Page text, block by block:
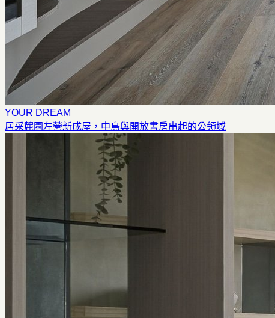
YOUR DREAM
居采麓園 左營新成屋，中島與開放書房串起的公領域